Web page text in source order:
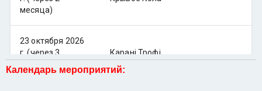
Календарь мероприятий: